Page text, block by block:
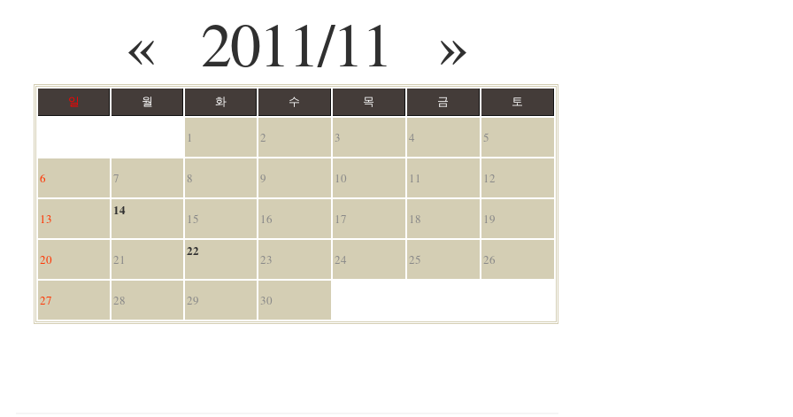
« 2011/11 »
일 월 화 수 목 금 토
1 2 3 4 5
6 7 8 9 10 11 12
13
14
15 16 17 18 19
20 21
22
23 24 25 26
27 28 29 30